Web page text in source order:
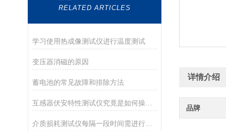
RELATED ARTICLES
学习使用热成像测试仪进行温度测试
变压器消磁的原因
蓄电池的常见故障和排除方法
介质损耗测试仪每隔一段时间需进行定期保养
详情介绍
品牌